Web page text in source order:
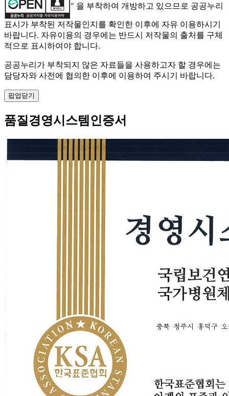
" 을 부착하여 개방하고 있으므로 공공누리
표시가 부착된 저작물인지를 확인한 이후에 자유 이용하시기
바랍니다. 자유이용의 경우에는 반드시 저작물의 출처를 구체
적으로 표시하여야 합니다.
공공누리가 부착되지 않은 자료들을 사용하고자 할 경우에는
담당자와 사전에 협의한 이후에 이용하여 주시기 바랍니다.
팝업닫기
품질경영시스템인증서